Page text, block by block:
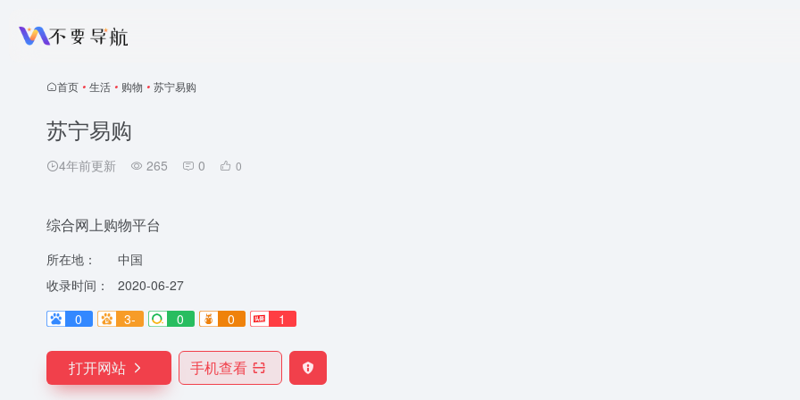
首页 • 生活 • 购物 • 苏宁易购
苏宁易购
4年前更新 265 0 0
综合网上购物平台
所在地：
中国
收录时间：
2020-06-27
0
3- 0 0 1
打开网站 手机查看